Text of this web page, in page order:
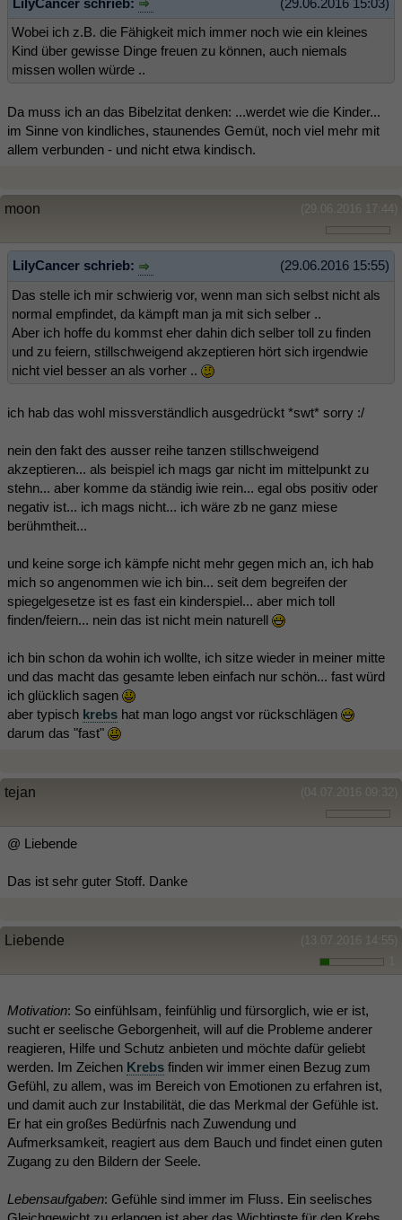
Wobei ich z.B. die Fähigkeit mich immer noch wie ein kleines
Kind über gewisse Dinge freuen zu können, auch niemals
missen wollen würde ..
Da muss ich an das Bibelzitat denken: ...werdet wie die Kinder...
im Sinne von kindliches, staunendes Gemüt, noch viel mehr mit
allem verbunden - und nicht etwa kindisch.
(29.06.2016 17:44)
moon
(29.06.2016 15:55)
LilyCancer schrieb:
Das stelle ich mir schwierig vor, wenn man sich selbst nicht als
normal empfindet, da kämpft man ja mit sich selber ..
Aber ich hoffe du kommst eher dahin dich selber toll zu finden
und zu feiern, stillschweigend akzeptieren hört sich irgendwie
nicht viel besser an als vorher ..
ich hab das wohl missverständlich ausgedrückt *swt* sorry :/
nein den fakt des ausser reihe tanzen stillschweigend
akzeptieren... als beispiel ich mags gar nicht im mittelpunkt zu
stehn... aber komme da ständig iwie rein... egal obs positiv oder
negativ ist... ich mags nicht... ich wäre zb ne ganz miese
berühmtheit...
und keine sorge ich kämpfe nicht mehr gegen mich an, ich hab
mich so angenommen wie ich bin... seit dem begreifen der
spiegelgesetze ist es fast ein kinderspiel... aber mich toll
finden/feiern... nein das ist nicht mein naturell
ich bin schon da wohin ich wollte, ich sitze wieder in meiner mitte
und das macht das gesamte leben einfach nur schön... fast würd
ich glücklich sagen
aber typisch krebs hat man logo angst vor rückschlägen
darum das "fast"
(04.07.2016 09:32)
tejan
@ Liebende
Das ist sehr guter Stoff. Danke
(13.07.2016 14:55)
Liebende
Motivation: So einfühlsam, feinfühlig und fürsorglich, wie er ist,
sucht er seelische Geborgenheit, will auf die Probleme anderer
reagieren, Hilfe und Schutz anbieten und möchte dafür geliebt
werden. Im Zeichen Krebs finden wir immer einen Bezug zum
Gefühl, zu allem, was im Bereich von Emotionen zu erfahren ist,
und damit auch zur Instabilität, die das Merkmal der Gefühle ist.
Er hat ein großes Bedürfnis nach Zuwendung und
Aufmerksamkeit, reagiert aus dem Bauch und findet einen guten
Zugang zu den Bildern der Seele.
Lebensaufgaben: Gefühle sind immer im Fluss. Ein seelisches